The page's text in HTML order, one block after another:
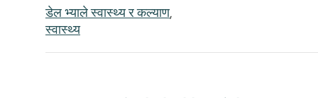
डेल भ्याले स्वास्थ्य र कल्याण,
स्वास्थ्य